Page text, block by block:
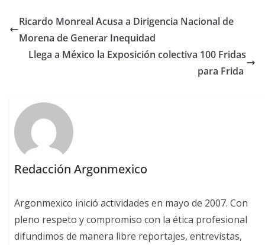
Ricardo Monreal Acusa a Dirigencia Nacional de
Morena de Generar Inequidad
Llega a México la Exposición colectiva 100 Fridas
para Frida
Redacción Argonmexico
Argonmexico inició actividades en mayo de 2007. Con
pleno respeto y compromiso con la ética profesional
difundimos de manera libre reportajes, entrevistas,